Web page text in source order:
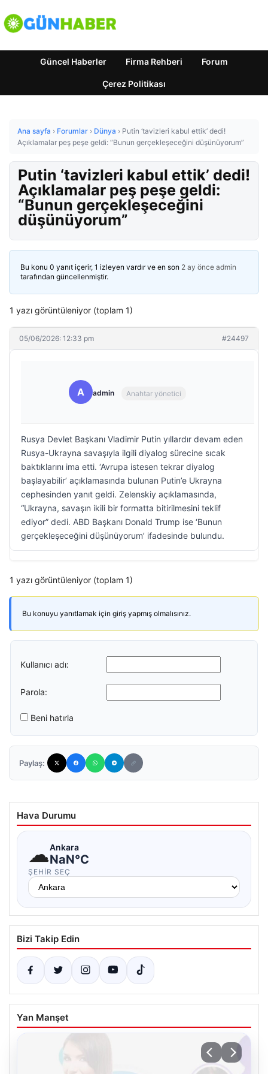
Güncel Haberler Firma Rehberi Forum
Çerez Politikası
Ana sayfa › Forumlar › Dünya › Putin ‘tavizleri kabul ettik’ dedi!
Açıklamalar peş peşe geldi: “Bunun gerçekleşeceğini düşünüyorum”
Putin ‘tavizleri kabul ettik’ dedi!
Açıklamalar peş peşe geldi:
“Bunun gerçekleşeceğini
düşünüyorum”
Bu konu 0 yanıt içerir, 1 izleyen vardır ve en son 2 ay önce admin
tarafından güncellenmiştir.
1 yazı görüntüleniyor (toplam 1)
05/06/2026: 12:33 pm #24497
A admin Anahtar yönetici
Rusya Devlet Başkanı Vladimir Putin yıllardır devam eden
Rusya-Ukrayna savaşıyla ilgili diyalog sürecine sıcak
baktıklarını ima etti. ‘Avrupa istesen tekrar diyalog
başlayabilir’ açıklamasında bulunan Putin’e Ukrayna
cephesinden yanıt geldi. Zelenskiy açıklamasında,
“Ukrayna, savaşın ikili bir formatta bitirilmesini teklif
ediyor” dedi. ABD Başkanı Donald Trump ise ‘Bunun
gerçekleşeceğini düşünüyorum’ ifadesinde bulundu.
1 yazı görüntüleniyor (toplam 1)
Bu konuyu yanıtlamak için giriş yapmış olmalısınız.
Kullanıcı adı:
Parola:
Beni hatırla
Paylaş:
Hava Durumu
☁Ankara
NaN°C
ŞEHIR SEÇ
Bizi Takip Edin
Yan Manşet